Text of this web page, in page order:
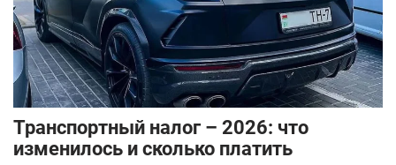
Транспортный налог – 2026: что
изменилось и сколько платить